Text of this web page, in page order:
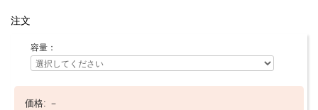
けないためには、スタイリング剤にも配慮が必要ですが、市
み、髪や頭皮の負担となって薄毛や細毛の原因となる事もあ
注文
容量：
価格: －